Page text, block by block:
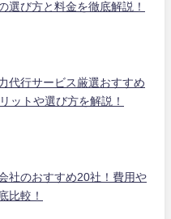
選び方と料金を徹底解説！
代行サービス厳選おすすめ
ットや選び方を解説！
社のおすすめ20社！費用や
比較！